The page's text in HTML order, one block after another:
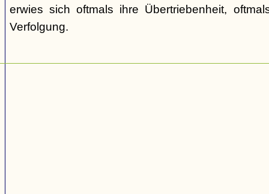
erwies sich oftmals ihre Übertriebenheit,
Verfolgung.